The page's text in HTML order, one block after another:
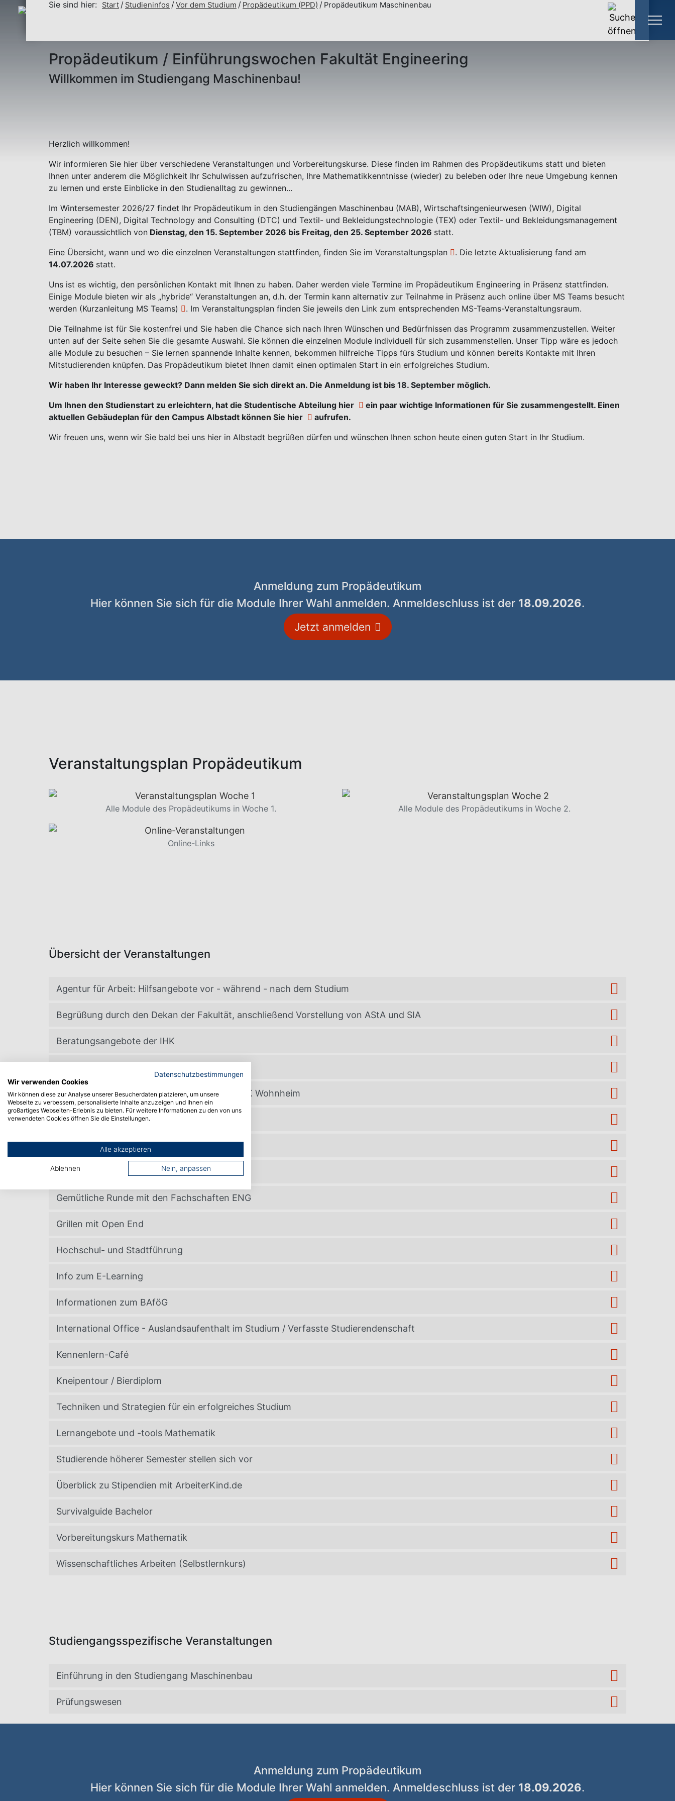
Sie sind hier: Start Studieninfos Vor dem Studium Propädeutikum (PPD) Propädeutikum Maschinenbau
Propädeutikum / Einführungswochen Fakultät Engineering
Willkommen im Studiengang Maschinenbau!
Herzlich willkommen!
Wir informieren Sie hier über verschiedene Veranstaltungen und Vorbereitungskurse. Diese finden im Rahmen des Propädeutikums statt und bieten
Ihnen unter anderem die Möglichkeit Ihr Schulwissen aufzufrischen, Ihre Mathematikkenntnisse (wieder) zu beleben oder Ihre neue Umgebung kennen
zu lernen und erste Einblicke in den Studienalltag zu gewinnen...
Im Wintersemester 2026/27 findet Ihr Propädeutikum in den Studiengängen Maschinenbau (MAB), Wirtschaftsingenieurwesen (WIW), Digital
Engineering (DEN), Digital Technology and Consulting (DTC) und Textil- und Bekleidungstechnologie (TEX) oder Textil- und Bekleidungsmanagement
(TBM) voraussichtlich von Dienstag, den 15. September 2026 bis Freitag, den 25. September 2026 statt.
Eine Übersicht, wann und wo die einzelnen Veranstaltungen stattfinden, finden Sie im Veranstaltungsplan
. Die letzte Aktualisierung fand am
14.07.2026 statt.
Uns ist es wichtig, den persönlichen Kontakt mit Ihnen zu haben. Daher werden viele Termine im Propädeutikum Engineering in Präsenz stattfinden.
Einige Module bieten wir als „hybride“ Veranstaltungen an, d.h. der Termin kann alternativ zur Teilnahme in Präsenz auch online über MS Teams besucht
werden (Kurzanleitung MS Teams)
. Im Veranstaltungsplan finden Sie jeweils den Link zum entsprechenden MS-Teams-Veranstaltungsraum.
Die Teilnahme ist für Sie kostenfrei und Sie haben die Chance sich nach Ihren Wünschen und Bedürfnissen das Programm zusammenzustellen. Weiter
unten auf der Seite sehen Sie die gesamte Auswahl. Sie können die einzelnen Module individuell für sich zusammenstellen. Unser Tipp wäre es jedoch
alle Module zu besuchen – Sie lernen spannende Inhalte kennen, bekommen hilfreiche Tipps fürs Studium und können bereits Kontakte mit Ihren
Mitstudierenden knüpfen. Das Propädeutikum bietet Ihnen damit einen optimalen Start in ein erfolgreiches Studium.
Wir haben Ihr Interesse geweckt? Dann melden Sie sich direkt an. Die Anmeldung ist bis 18. September möglich.
Um Ihnen den Studienstart zu erleichtern, hat die Studentische Abteilung hier
ein paar wichtige Informationen für Sie zusammengestellt. Einen
aktuellen Gebäudeplan für den Campus Albstadt können Sie hier
aufrufen.
Wir freuen uns, wenn wir Sie bald bei uns hier in Albstadt begrüßen dürfen und wünschen Ihnen schon heute einen guten Start in Ihr Studium.
Anmeldung zum Propädeutikum
Hier können Sie sich für die Module Ihrer Wahl anmelden. Anmeldeschluss ist der 18.09.2026.
Jetzt anmelden
Veranstaltungsplan Propädeutikum
Alle Module des Propädeutikums in Woche 1. Alle Module des Propädeutikums in Woche 2.
Online-Links
Übersicht der Veranstaltungen
Agentur für Arbeit: Hilfsangebote vor - während - nach dem Studium
Begrüßung durch den Dekan der Fakultät, anschließend Vorstellung von AStA und SIA
Beratungsangebote der IHK
Einführung in die IT-Infrastruktur und Netz AK Wohnheim
Einführung in die Nutzung der Bibliothek
E-Learning (Selbstlernkurs)
Farben-Party
Gemütliche Runde mit den Fachschaften ENG
Grillen mit Open End
Hochschul- und Stadtführung
Info zum E-Learning
Informationen zum BAföG
​International Office - Auslandsaufenthalt im Studium / Verfasste Studierendenschaft
Kennenlern-Café
Kneipentour / Bierdiplom
Techniken und Strategien für ein erfolgreiches Studium
Lernangebote und -tools Mathematik
Studierende höherer Semester stellen sich vor
Überblick zu Stipendien mit ArbeiterKind.de
Survivalguide Bachelor
Vorbereitungskurs Mathematik
Wissenschaftliches Arbeiten (Selbstlernkurs)
Studiengangsspezifische Veranstaltungen
Einführung in den Studiengang Maschinenbau
Prüfungswesen
Anmeldung zum Propädeutikum
Hier können Sie sich für die Module Ihrer Wahl anmelden. Anmeldeschluss ist der 18.09.2026.
Datenschutzbestimmungen
Wir verwenden Cookies
Wir können diese zur Analyse unserer Besucherdaten platzieren, um unsere
Webseite zu verbessern, personalisierte Inhalte anzuzeigen und Ihnen ein
großartiges Webseiten-Erlebnis zu bieten. Für weitere Informationen zu den von uns
verwendeten Cookies öffnen Sie die Einstellungen.
Alle akzeptieren
Ablehnen Nein, anpassen